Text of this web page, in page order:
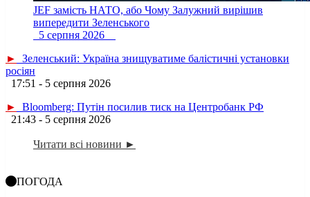
JEF замість НАТО, або Чому Залужний вирішив
випередити Зеленського
5 серпня 2026
►
Зеленський: Україна знищуватиме балістичні установки
росіян
17:51 - 5 серпня 2026
►
Bloomberg: Путін посилив тиск на Центробанк РФ
21:43 - 5 серпня 2026
Читати всі новини ►
ПОГОДА